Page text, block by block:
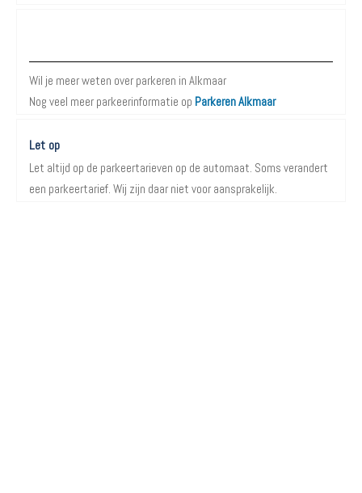
Wil je meer weten over parkeren in Alkmaar
Nog veel meer parkeerinformatie op Parkeren Alkmaar
Let op
Let altijd op de parkeertarieven op de automaat. Soms verandert
een parkeertarief. Wij zijn daar niet voor aansprakelijk.